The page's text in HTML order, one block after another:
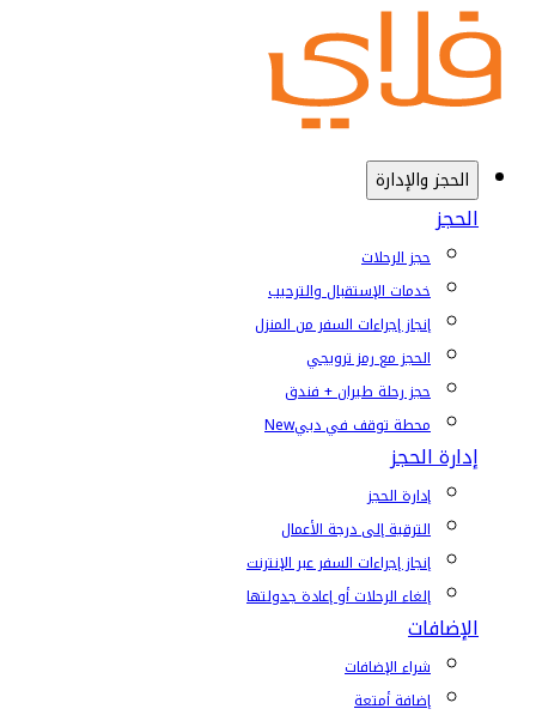
الحجز والإدارة
الحجز
حجز الرحلات
خدمات الإستقبال والترحيب
إنجاز إجراءات السفر من المنزل
الحجز مع رمز ترويجي
حجز رحلة طيران + فندق
محطة توقف في دبيNew
إدارة الحجز
إدارة الحجز
الترقية إلى درجة الأعمال
إنجاز إجراءات السفر عبر الإنترنت
إلغاء الرحلات أو إعادة جدولتها
الإضافات
شراء الإضافات
إضافة أمتعة